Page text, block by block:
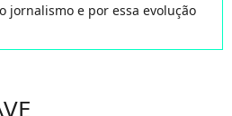
jornalismo e por essa evolução